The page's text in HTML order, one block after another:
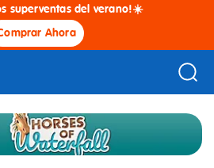
superventas del verano!☀️
Ahora